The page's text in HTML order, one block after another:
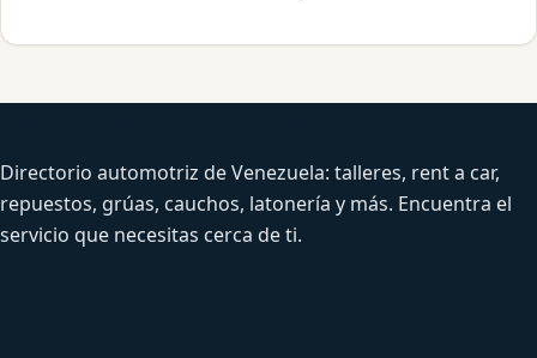
Directorio automotriz de Venezuela: talleres, rent a car,
repuestos, grúas, cauchos, latonería y más. Encuentra el
servicio que necesitas cerca de ti.